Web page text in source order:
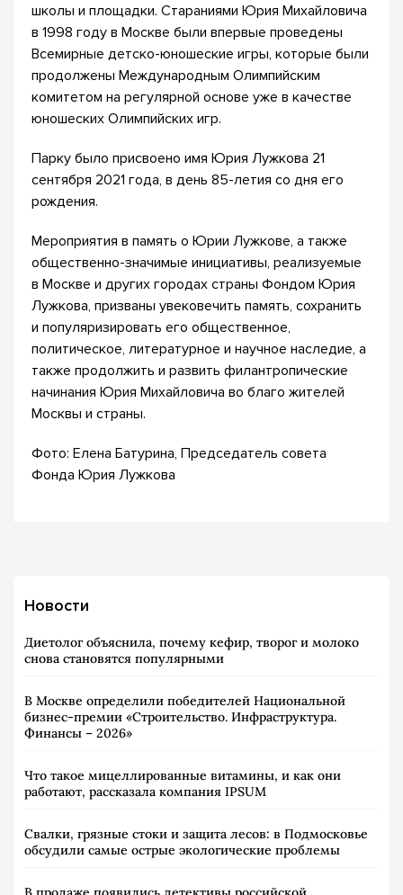
школы и площадки. Стараниями Юрия Михайловича
в 1998 году в Москве были впервые проведены
Всемирные детско-юношеские игры, которые были
продолжены Международным Олимпийским
комитетом на регулярной основе уже в качестве
юношеских Олимпийских игр.
Парку было присвоено имя Юрия Лужкова 21
сентября 2021 года, в день 85-летия со дня его
рождения.
Мероприятия в память о Юрии Лужкове, а также
общественно-значимые инициативы, реализуемые
в Москве и других городах страны Фондом Юрия
Лужкова, призваны увековечить память, сохранить
и популяризировать его общественное,
политическое, литературное и научное наследие, а
также продолжить и развить филантропические
начинания Юрия Михайловича во благо жителей
Москвы и страны.
Фото: Елена Батурина, Председатель совета
Фонда Юрия Лужкова
Новости
Диетолог объяснила, почему кефир, творог и молоко
снова становятся популярными
В Москве определили победителей Национальной
бизнес-премии «Строительство. Инфраструктура.
Финансы – 2026»
Что такое мицеллированные витамины, и как они
работают, рассказала компания IPSUM
Свалки, грязные стоки и защита лесов: в Подмосковье
обсудили самые острые экологические проблемы